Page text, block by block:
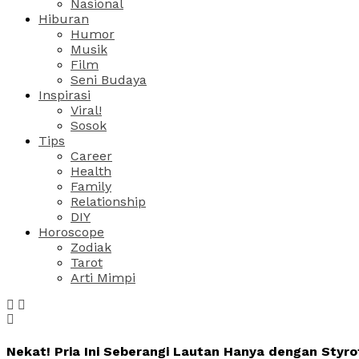
Nasional
Hiburan
Humor
Musik
Film
Seni Budaya
Inspirasi
Viral!
Sosok
Tips
Career
Health
Family
Relationship
DIY
Horoscope
Zodiak
Tarot
Arti Mimpi
Nekat! Pria Ini Seberangi Lautan Hanya dengan